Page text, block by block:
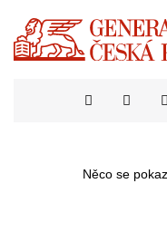
Něco se